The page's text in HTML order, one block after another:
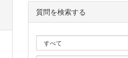
質問を検索する